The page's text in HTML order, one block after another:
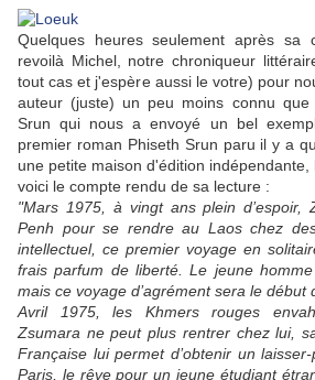
Quelques heures seulement après sa
revoilà Michel, notre chroniqueur
tout cas et j'espère aussi le votre) pour
auteur (juste) un peu moins connu que
Srun qui nous a envoyé un bel
premier roman Phiseth Srun paru il y a
une petite maison d'édition indépendante,
voici le compte rendu de sa lecture :
"Mars 1975, à vingt ans plein d’espoir,
Penh pour se rendre au Laos chez
intellectuel, ce premier voyage en
frais parfum de liberté. Le jeune
mais ce voyage d’agrément sera le début
Avril 1975, les Khmers rouges
Zsumara ne peut plus rentrer chez lui,
Française lui permet d’obtenir un
Paris, le rêve pour un jeune étudiant